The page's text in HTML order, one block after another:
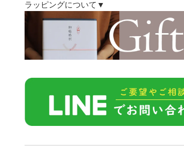
ラッピングについて▼